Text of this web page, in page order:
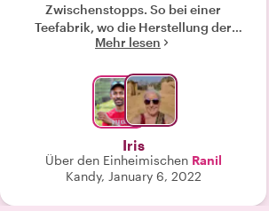
Zwischenstopps. So bei einer
Teefabrik, wo die Herstellung der
verschiedenen Teesorten sehr
anschließender Teeverköstigung.
Ranil geht auch gerne auf
Sonderwünsche ein."
Mehr lesen
Iris
Über den Einheimischen Ranil
Kandy, January 6, 2022